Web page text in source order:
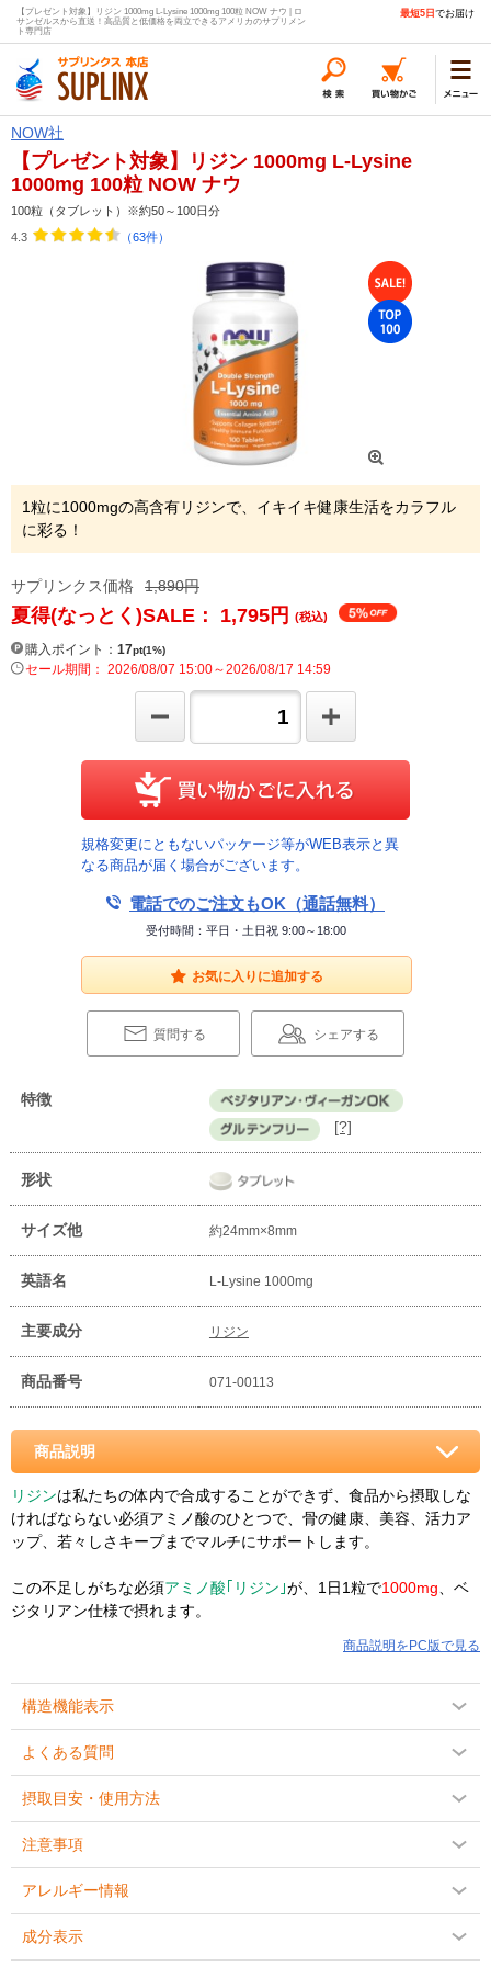
【プレゼント対象】リジン 1000mg L-Lysine 1000mg 100粒 NOW ナウ | ロ
サンゼルスから直送！高品質と低価格を両立できるアメリカのサプリメン
ト専門店
最短5日 でお届け
NOW社
【プレゼント対象】リジン 1000mg L-Lysine
1000mg 100粒 NOW ナウ
100粒（タブレット）※約50～100日分
4.3
（63件）
1粒に1000mgの高含有リジンで、イキイキ健康生活をカラフル
に彩る！
サプリンクス価格 1,890円
夏得(なっとく)SALE： 1,795 円 (税込)
購入ポイント： 17pt(1%)
セール期間： 2026/08/07 15:00～2026/08/17 14:59
規格変更にともないパッケージ等がWEB表示と異
なる商品が届く場合がございます。
電話でのご注文もOK（通話無料）
受付時間：平日・土日祝 9:00～18:00
お気に入りに追加する
質問する シェアする
特徴
[?]
形状
サイズ他 約24mm×8mm
英語名 L-Lysine 1000mg
主要成分 リジン
商品番号 071-00113
商品説明
リジンは私たちの体内で合成することができず、食品から摂取しな
ければならない必須アミノ酸のひとつで、骨の健康、美容、活力ア
ップ、若々しさキープまでマルチにサポートします。
この不足しがちな必須アミノ酸｢リジン｣が、1日1粒で1000mg、ベ
ジタリアン仕様で摂れます。
商品説明をPC版で見る
構造機能表示
よくある質問
摂取目安・使用方法
注意事項
アレルギー情報
成分表示